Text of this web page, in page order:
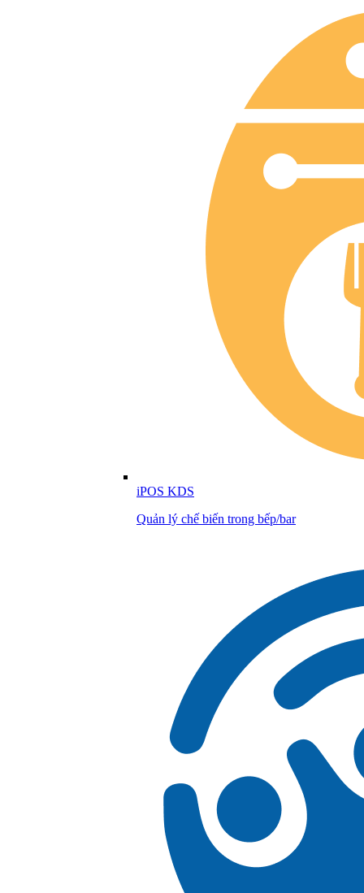
iPOS KDS
Quản lý chế biến trong bếp/bar